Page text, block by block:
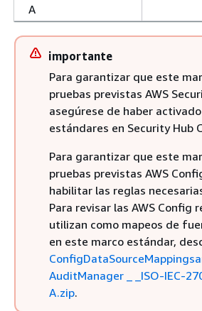
A
importante
Para garantizar que este
pruebas previstas AWS
asegúrese de haber
estándares en Security Hub
Para garantizar que este
pruebas previstas AWS
habilitar las reglas
Para revisar las AWS Config
utilizan como mapeos de
en este marco estándar,
AuditManager _ _ISO-IEC-
A.zip.